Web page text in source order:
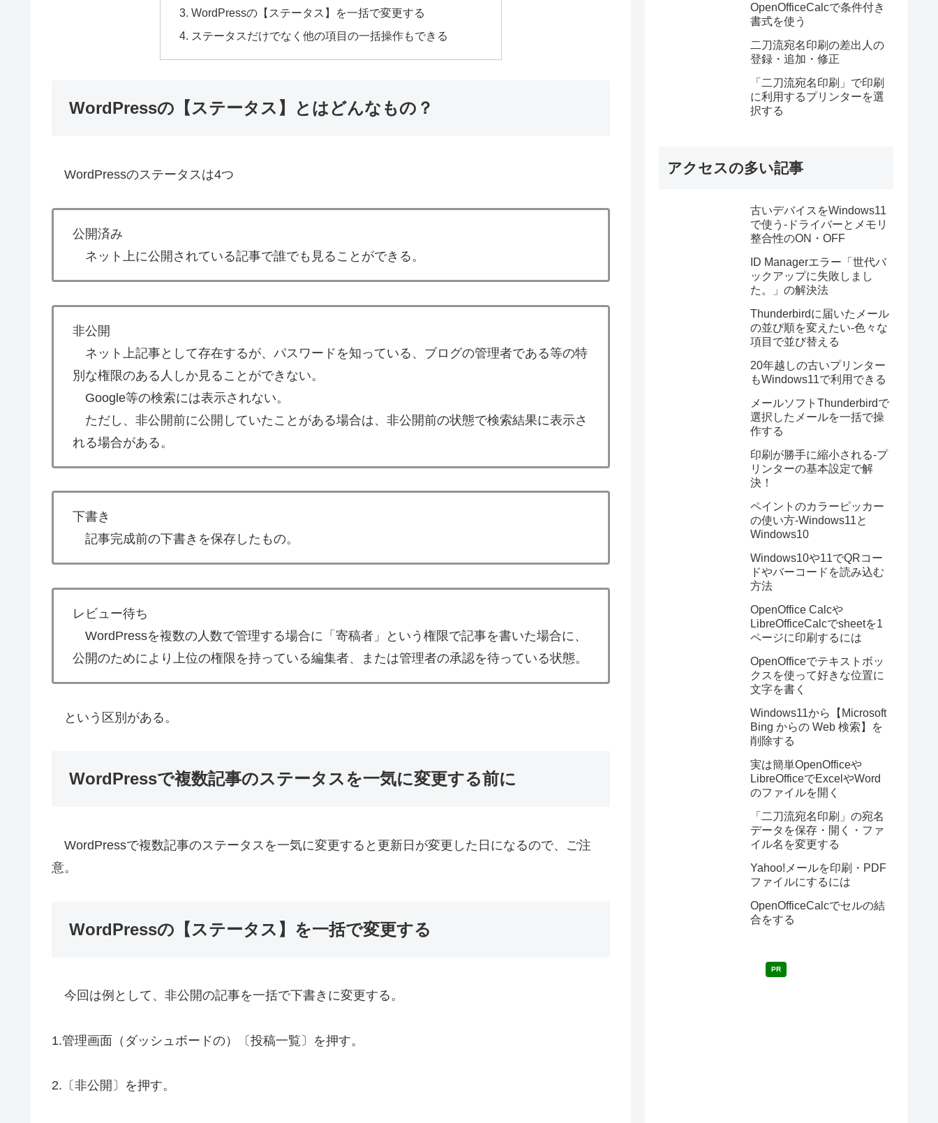
WordPressの【ステータス】を一括で変更する
ステータスだけでなく他の項目の一括操作もできる
WordPressの【ステータス】とはどんなもの？
WordPressのステータスは4つ
公開済み
ネット上に公開されている記事で誰でも見ることができる。
非公開
ネット上記事として存在するが、パスワードを知っている、ブログの管理者である等の特
別な権限のある人しか見ることができない。
Google等の検索には表示されない。
ただし、非公開前に公開していたことがある場合は、非公開前の状態で検索結果に表示さ
れる場合がある。
下書き
記事完成前の下書きを保存したもの。
レビュー待ち
WordPressを複数の人数で管理する場合に「寄稿者」という権限で記事を書いた場合に、
公開のためにより上位の権限を持っている編集者、または管理者の承認を待っている状態。
という区別がある。
WordPressで複数記事のステータスを一気に変更する前に
WordPressで複数記事のステータスを一気に変更すると更新日が変更した日になるので、ご注
意。
WordPressの【ステータス】を一括で変更する
今回は例として、非公開の記事を一括で下書きに変更する。
1.管理画面（ダッシュボードの）〔投稿一覧〕を押す。
2.〔非公開〕を押す。
OpenOfficeCalcで条件付き
書式を使う
二刀流宛名印刷の差出人の
登録・追加・修正
「二刀流宛名印刷」で印刷
に利用するプリンターを選
択する
アクセスの多い記事
古いデバイスをWindows11
で使う-ドライバーとメモリ
整合性のON・OFF
ID Managerエラー「世代バ
ックアップに失敗しまし
た。」の解決法
Thunderbirdに届いたメール
の並び順を変えたい-色々な
項目で並び替える
20年越しの古いプリンター
もWindows11で利用できる
メールソフトThunderbirdで
選択したメールを一括で操
作する
印刷が勝手に縮小される-プ
リンターの基本設定で解
決！
ペイントのカラーピッカー
の使い方-Windows11と
Windows10
Windows10や11でQRコー
ドやバーコードを読み込む
方法
OpenOffice Calcや
LibreOfficeCalcでsheetを1
ページに印刷するには
OpenOfficeでテキストボッ
クスを使って好きな位置に
文字を書く
Windows11から【Microsoft
Bing からの Web 検索】を
削除する
実は簡単OpenOfficeや
LibreOfficeでExcelやWord
のファイルを開く
「二刀流宛名印刷」の宛名
データを保存・開く・ファ
イル名を変更する
Yahoo!メールを印刷・PDF
ファイルにするには
OpenOfficeCalcでセルの結
合をする
PR